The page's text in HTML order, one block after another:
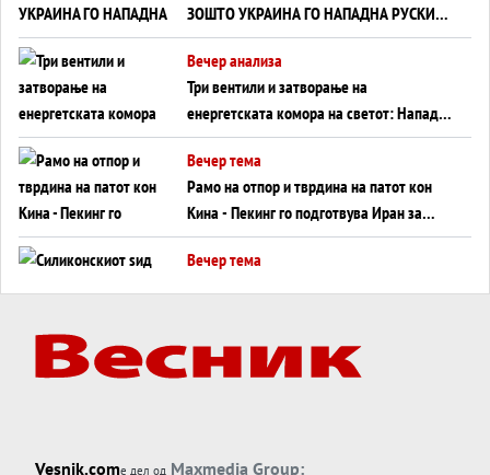
ЗОШТО УКРАИНА ГО НАПАДНА РУСКИОТ
WILDBERRIES
Вечер анализа
Три вентили и затворање на
енергетската комора на светот: Нападот
во Суец најавува глобален енергетски
инфаркт?
Вечер тема
Рамо на отпор и тврдина на патот кон
Кина - Пекинг го подготвува Иран за
американска копнена инвазија
Вечер тема
Вечер тема
Трамп тврди дека повторно „разговара“
Вечер тема
Vesnik.comе дел од Maxmedia Group: